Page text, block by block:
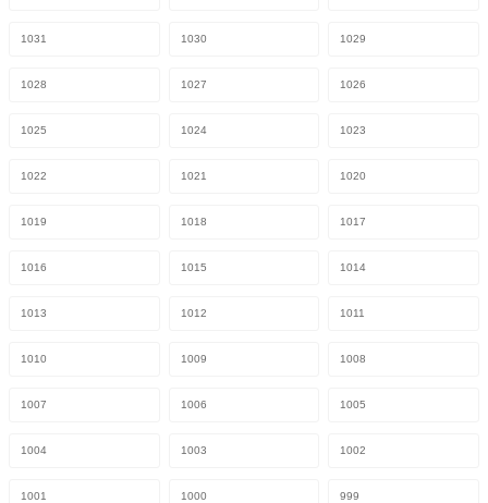
1031 1030 1029
1028 1027 1026
1025 1024 1023
1022 1021 1020
1019 1018 1017
1016 1015 1014
1013 1012 1011
1010 1009 1008
1007 1006 1005
1004 1003 1002
1001 1000 999